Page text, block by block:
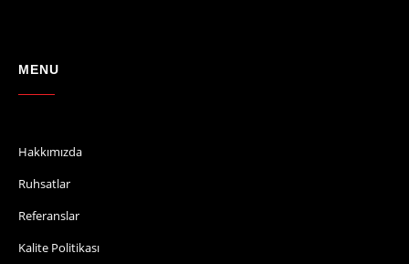
MENU
Hakkımızda
Ruhsatlar
Referanslar
Kalite Politikası